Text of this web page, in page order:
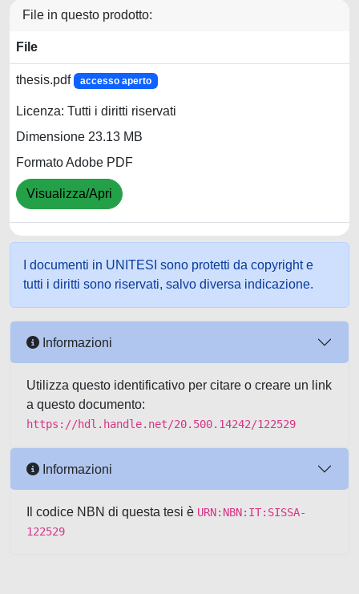
File in questo prodotto:
File
thesis.pdf accesso aperto
Licenza: Tutti i diritti riservati
Dimensione 23.13 MB
Formato Adobe PDF
Visualizza/Apri
I documenti in UNITESI sono protetti da copyright e
tutti i diritti sono riservati, salvo diversa indicazione.
Informazioni
Utilizza questo identificativo per citare o creare un link
a questo documento:
https://hdl.handle.net/20.500.14242/122529
Informazioni
Il codice NBN di questa tesi è URN:NBN:IT:SISSA-
122529